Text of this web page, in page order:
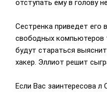
отступать ему в голову
Сестренка приведет его
свободных компьютеров
будут стараться
хакер. Эллиот решит
Если Вас заинтересова